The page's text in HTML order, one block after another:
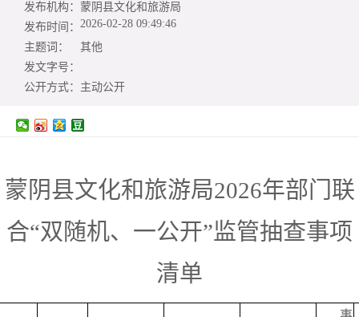
发布机构： 蒙阴县文化和旅游局
发布时间： 2026-02-28 09:49:46
主题词：
其他
发文字号：
公开方式： 主动公开
蒙阴县文化和旅游局2026年部门联
合“双随机、一公开”监管抽查事项
清单